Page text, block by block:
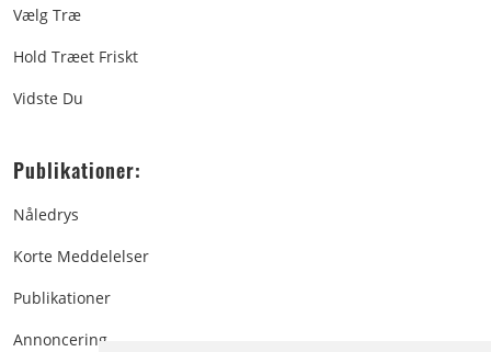
Vælg Træ
Hold Træet Friskt
Vidste Du
Publikationer:
Nåledrys
Korte Meddelelser
Publikationer
Annoncering